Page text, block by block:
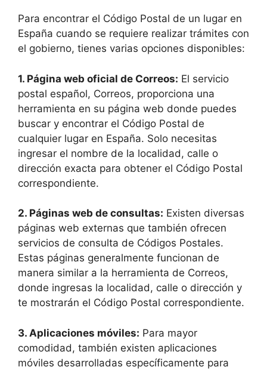
Para encontrar el Código Postal de un lugar en
España cuando se requiere realizar trámites con
el gobierno, tienes varias opciones disponibles:
1. Página web oficial de Correos: El servicio
postal español, Correos, proporciona una
herramienta en su página web donde puedes
buscar y encontrar el Código Postal de
cualquier lugar en España. Solo necesitas
ingresar el nombre de la localidad, calle o
dirección exacta para obtener el Código Postal
correspondiente.
2. Páginas web de consultas: Existen diversas
páginas web externas que también ofrecen
servicios de consulta de Códigos Postales.
Estas páginas generalmente funcionan de
manera similar a la herramienta de Correos,
donde ingresas la localidad, calle o dirección y
te mostrarán el Código Postal correspondiente.
3. Aplicaciones móviles: Para mayor
comodidad, también existen aplicaciones
móviles desarrolladas específicamente para